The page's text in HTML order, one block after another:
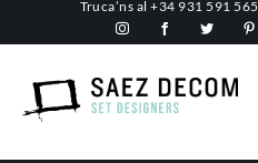
to
content
Truca’ns al+34 931 591 565